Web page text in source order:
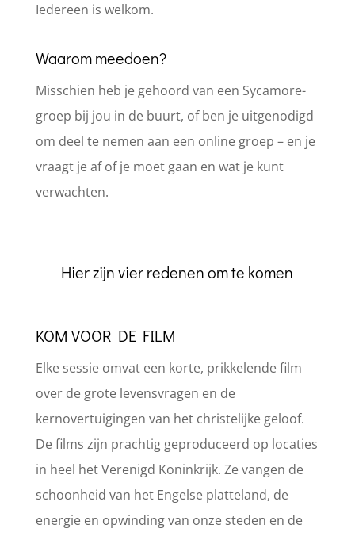
Iedereen is welkom.
Waarom meedoen?
Misschien heb je gehoord van een Sycamore-
groep bij jou in de buurt, of ben je uitgenodigd
om deel te nemen aan een online groep – en je
vraagt je af of je moet gaan en wat je kunt
verwachten.
Hier zijn vier redenen om te komen
KOM VOOR DE FILM
Elke sessie omvat een korte, prikkelende film
over de grote levensvragen en de
kernovertuigingen van het christelijke geloof.
De films zijn prachtig geproduceerd op locaties
in heel het Verenigd Koninkrijk. Ze vangen de
schoonheid van het Engelse platteland, de
energie en opwinding van onze steden en de